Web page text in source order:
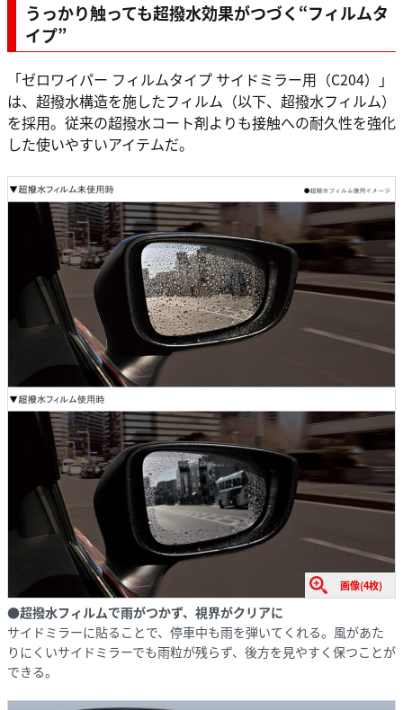
うっかり触っても超撥水効果がつづく“フィルムタ
イプ”
「ゼロワイパー フィルムタイプ サイドミラー用（C204）」
は、超撥水構造を施したフィルム（以下、超撥水フィルム）
を採用。従来の超撥水コート剤よりも接触への耐久性を強化
した使いやすいアイテムだ。
画像(4枚)
●超撥水フィルムで雨がつかず、視界がクリアに
サイドミラーに貼ることで、停車中も雨を弾いてくれる。風があた
りにくいサイドミラーでも雨粒が残らず、後方を見やすく保つことが
できる。